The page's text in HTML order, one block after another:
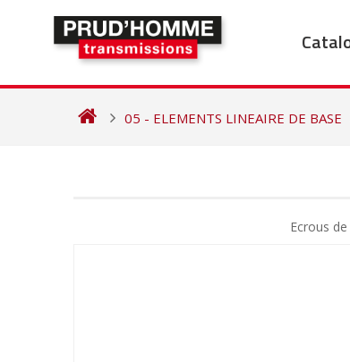
05 - ELEMENTS LINEAIRE DE BASE
Ecrous